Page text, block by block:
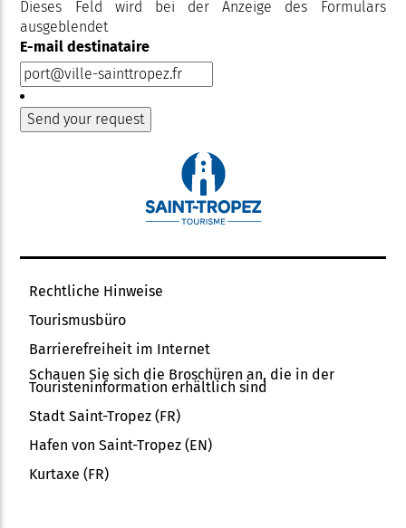
Dieses Feld wird bei der Anzeige des Formulars
ausgeblendet
E-mail destinataire
Rechtliche Hinweise
Tourismusbüro
Barrierefreiheit im Internet
Schauen Sie sich die Broschüren an, die in der
Touristeninformation erhältlich sind
Stadt Saint-Tropez (FR)
Hafen von Saint-Tropez (EN)
Kurtaxe (FR)